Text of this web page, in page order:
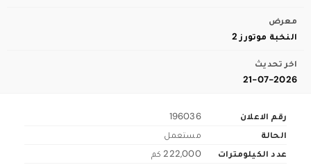
معرض
النخبة موتورز 2
اخر تحديث
21-07-2026
رقم الاعلان
196036
الحالة
مستعمل
عدد الكيلومترات
222,000 كم